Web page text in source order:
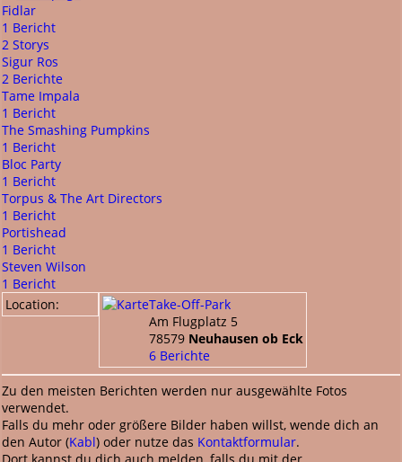
Fidlar
1 Bericht
2 Storys
Sigur Ros
2 Berichte
Tame Impala
1 Bericht
The Smashing Pumpkins
1 Bericht
Bloc Party
1 Bericht
Torpus & The Art Directors
1 Bericht
Portishead
1 Bericht
Steven Wilson
1 Bericht
Location:
Take-Off-Park
Am Flugplatz 5
78579 Neuhausen ob Eck
6 Berichte
Zu den meisten Berichten werden nur ausgewählte Fotos
verwendet.
Falls du mehr oder größere Bilder haben willst, wende dich an
den Autor (Kabl) oder nutze das Kontaktformular.
Dort kannst du dich auch melden, falls du mit der